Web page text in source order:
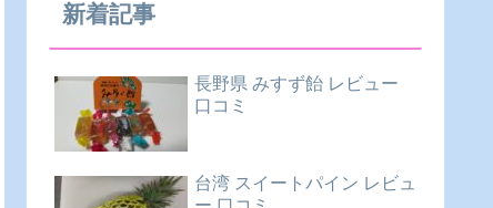
新着記事
長野県 みすず飴 レビュー
口コミ
台湾 スイートパイン レビュ